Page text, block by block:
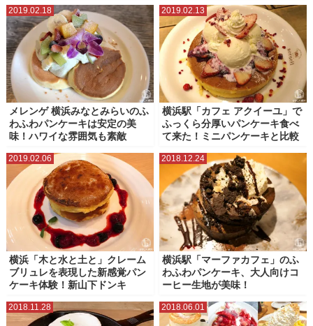
2019.02.18
メレンゲ 横浜みなとみらいのふ
わふわパンケーキは安定の美
味！ハワイな雰囲気も素敵
2019.02.13
横浜駅「カフェ アクイーユ」で
ふっくら分厚いパンケーキ食べ
て来た！ミニパンケーキと比較
2019.02.06
横浜「木と水と土と」クレーム
ブリュレを表現した新感覚パン
ケーキ体験！新山下ドンキ
2018.12.24
横浜駅「マーファカフェ」のふ
わふわパンケーキ、大人向けコ
ーヒー生地が美味！
2018.11.28 2018.06.01